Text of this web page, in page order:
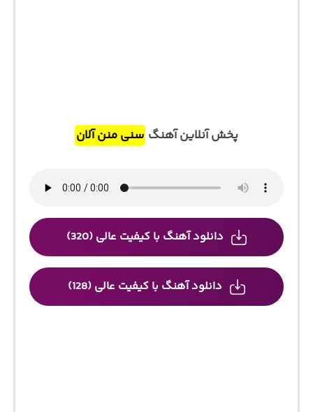
پخش آنلاین آهنگ سنی منن آلان
دانلود آهنگ با کیفیت عالی (320)
دانلود آهنگ با کیفیت عالی (128)